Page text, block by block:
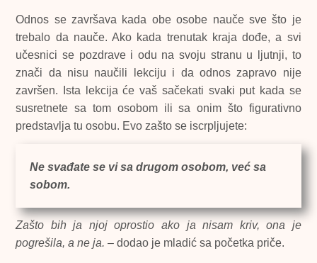
Odnos se završava kada obe osobe nauče sve što je
trebalo da nauče. Ako kada trenutak kraja dođe, a svi
učesnici se pozdrave i odu na svoju stranu u ljutnji, to
znači da nisu naučili lekciju i da odnos zapravo nije
završen. Ista lekcija će vaš sačekati svaki put kada se
susretnete sa tom osobom ili sa onim što figurativno
predstavlja tu osobu. Evo zašto se iscrpljujete:
Ne svađate se vi sa drugom osobom, već sa
sobom.
Zašto bih ja njoj oprostio ako ja nisam kriv, ona je
pogrešila, a ne ja. – dodao je mladić sa početka priče.